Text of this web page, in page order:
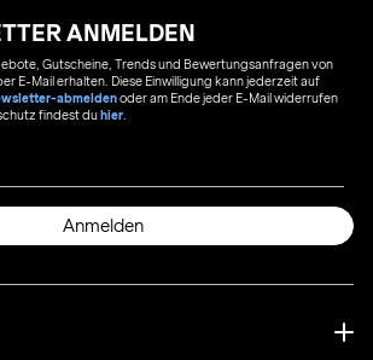
ANMELDEN
Gutscheine, Trends und Bewertungsanfragen von
E-Mail erhalten. Diese Einwilligung kann jederzeit auf
abmeldenoder am Ende jeder E-Mail widerrufen
findest duhier
Anmelden